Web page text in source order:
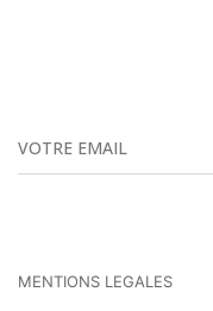
MENTIONS LEGALES